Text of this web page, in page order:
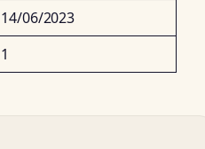
14/06/2023
1